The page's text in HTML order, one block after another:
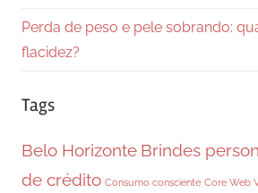
Perda de peso e pele sobrando:
flacidez?
Tags
Belo Horizonte Brindes
de crédito Consumo consciente Core Web